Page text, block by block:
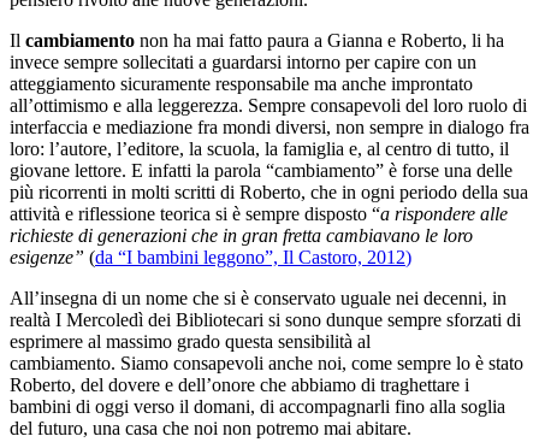
Il cambiamento non ha mai fatto paura a Gianna e Roberto, li ha
invece sempre sollecitati a guardarsi intorno per capire con un
atteggiamento sicuramente responsabile ma anche improntato
all’ottimismo e alla leggerezza. Sempre consapevoli del loro ruolo di
interfaccia e mediazione fra mondi diversi, non sempre in dialogo fra
loro: l’autore, l’editore, la scuola, la famiglia e, al centro di tutto, il
giovane lettore. E infatti la parola “cambiamento” è forse una delle
più ricorrenti in molti scritti di Roberto, che in ogni periodo della sua
attività e riflessione teorica si è sempre disposto “a rispondere alle
richieste di generazioni che in gran fretta cambiavano le loro
esigenze” (da “I bambini leggono”, Il Castoro, 2012)
All’insegna di un nome che si è conservato uguale nei decenni, in
realtà I Mercoledì dei Bibliotecari si sono dunque sempre sforzati di
esprimere al massimo grado questa sensibilità al
cambiamento. Siamo consapevoli anche noi, come sempre lo è stato
Roberto, del dovere e dell’onore che abbiamo di traghettare i
bambini di oggi verso il domani, di accompagnarli fino alla soglia
del futuro, una casa che noi non potremo mai abitare.